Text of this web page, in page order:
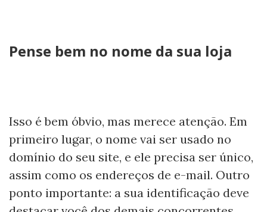
Pense bem no nome da sua loja
Isso é bem óbvio, mas merece atenção. Em
primeiro lugar, o nome vai ser usado no
domínio do seu site, e ele precisa ser único,
assim como os endereços de e-mail. Outro
ponto importante: a sua identificação deve